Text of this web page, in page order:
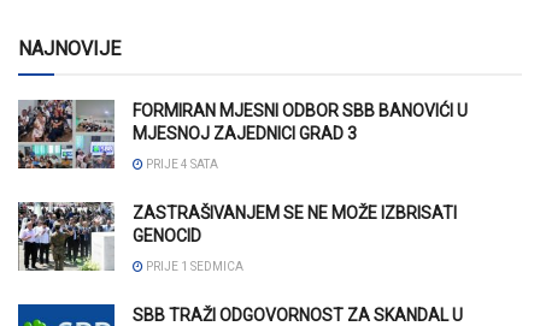
NAJNOVIJE
FORMIRAN MJESNI ODBOR SBB BANOVIĆI U
MJESNOJ ZAJEDNICI GRAD 3
PRIJE 4 SATA
ZASTRAŠIVANJEM SE NE MOŽE IZBRISATI
GENOCID
PRIJE 1 SEDMICA
SBB TRAŽI ODGOVORNOST ZA SKANDAL U